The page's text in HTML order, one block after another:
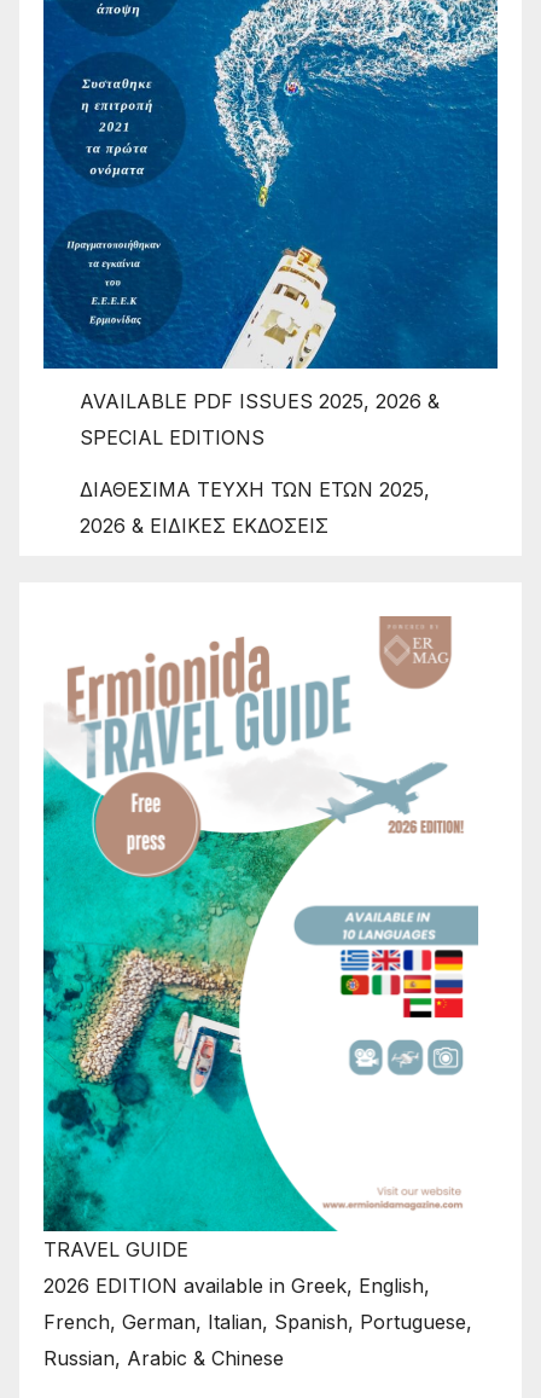
AVAILABLE PDF ISSUES 2025, 2026 &
SPECIAL EDITIONS
ΔΙΑΘΕΣΙΜΑ ΤΕΥΧΗ ΤΩΝ ΕΤΩΝ 2025,
2026 & ΕΙΔΙΚΕΣ ΕΚΔΟΣΕΙΣ
TRAVEL GUIDE
2026 EDITION available in Greek, English,
French, German, Italian, Spanish, Portuguese,
Russian, Arabic & Chinese